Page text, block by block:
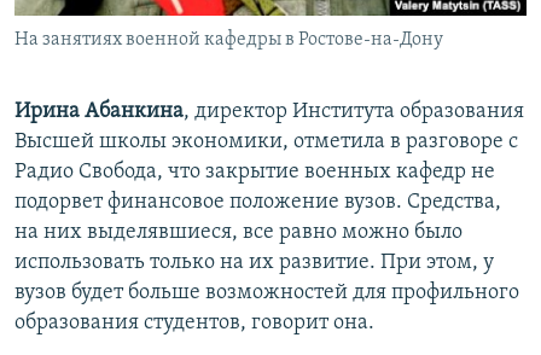
На занятиях военной кафедры в Ростове-на-Дону
Ирина Абанкина, директор Института образования
Высшей школы экономики, отметила в разговоре с
Радио Свобода, что закрытие военных кафедр не
подорвет финансовое положение вузов. Средства,
на них выделявшиеся, все равно можно было
использовать только на их развитие. При этом, у
вузов будет больше возможностей для профильного
образования студентов, говорит она.